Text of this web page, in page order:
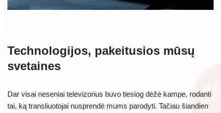
Technologijos, pakeitusios mūsų
svetaines
Dar visai neseniai televizorius buvo tiesiog dėžė kampe, rodanti
tai, ką transliuotojai nusprendė mums parodyti. Tačiau šiandien